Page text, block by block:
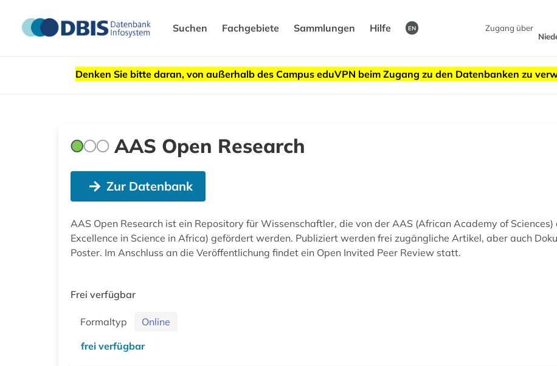
Suchen Fachgebiete Sammlungen Hilfe EN
Zugang über
Denken Sie bitte daran, von außerhalb des Campus eduVPN beim Zugang zu den Datenbanken zu
AAS Open Research
Zur Datenbank
AAS Open Research ist ein Repository für Wissenschaftler, die von der AAS (African Academy of
Excellence in Science in Africa) gefördert werden. Publiziert werden frei zugängliche Artikel, aber auch
Poster. Im Anschluss an die Veröffentlichung findet ein Open Invited Peer Review statt.
Frei verfügbar
Formaltyp
Online
frei verfügbar